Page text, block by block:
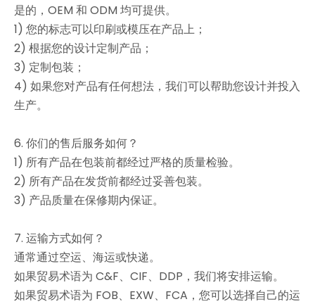
是的，OEM 和 ODM 均可提供。
1) 您的标志可以印刷或模压在产品上；
2) 根据您的设计定制产品；
3) 定制包装；
4) 如果您对产品有任何想法，我们可以帮助您设计并投入
生产。
6. 你们的售后服务如何？
1) 所有产品在包装前都经过严格的质量检验。
2) 所有产品在发货前都经过妥善包装。
3) 产品质量在保修期内保证。
7. 运输方式如何？
通常通过空运、海运或快递。
如果贸易术语为 C&F、CIF、DDP，我们将安排运输。
如果贸易术语为 FOB、EXW、FCA，您可以选择自己的运